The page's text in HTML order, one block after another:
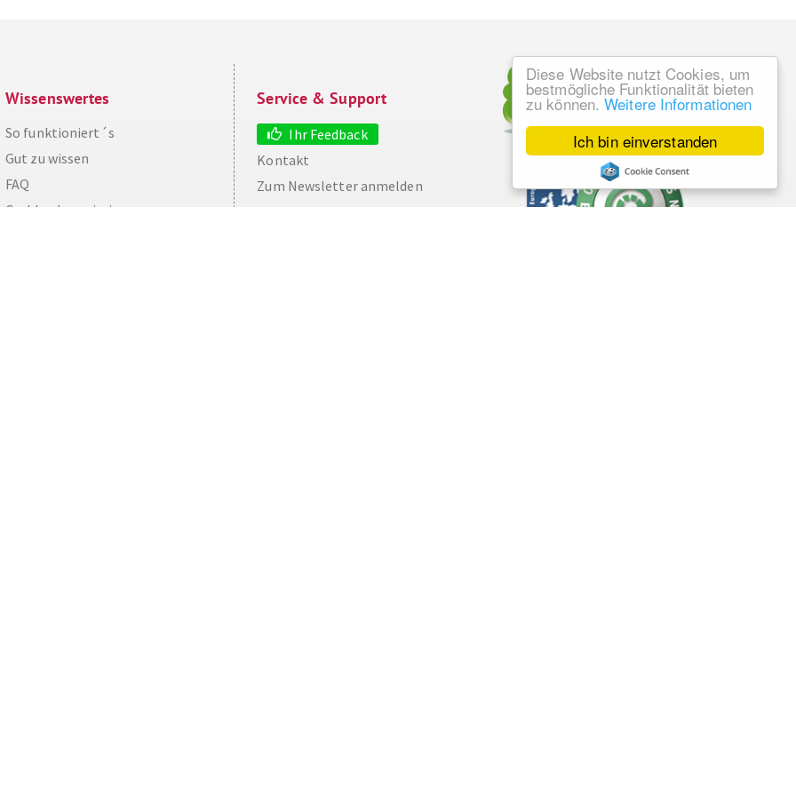
Ich bin einverstanden
Diese Website nutzt Cookies, um
bestmögliche Funktionalität bieten
zu können.Weitere Informationen
Wissenswertes
So funktioniert´s
Gut zu wissen
FAQ
Cashback maximieren
Service & Support
Ihr Feedback
Kontakt
Zum Newsletter anmelden